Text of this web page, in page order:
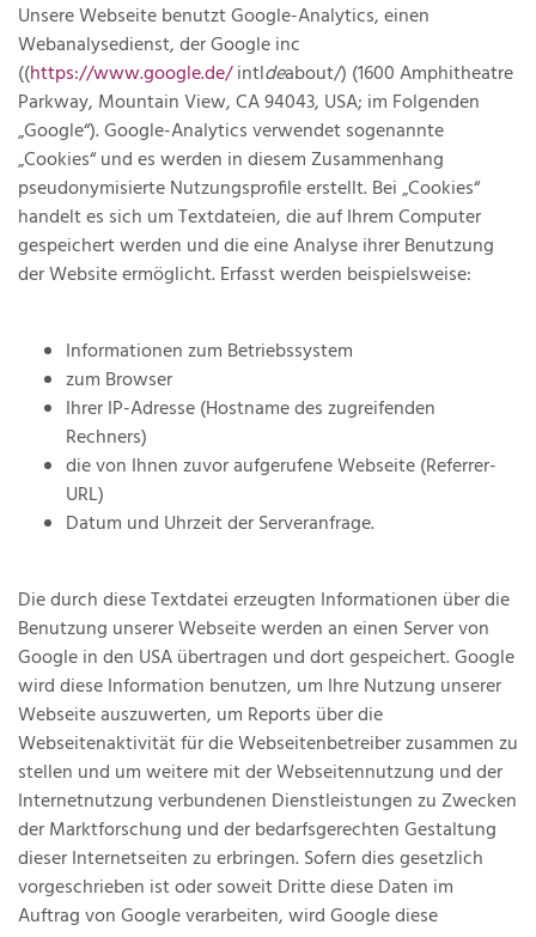
Unsere Webseite benutzt Google-Analytics, einen
Webanalysedienst, der Google inc
((https://www.google.de/intldeabout/) (1600 Amphitheatre
Parkway, Mountain View, CA 94043, USA; im Folgenden
„Google“). Google-Analytics verwendet sogenannte
„Cookies“ und es werden in diesem Zusammenhang
pseudonymisierte Nutzungsprofile erstellt. Bei „Cookies“
handelt es sich um Textdateien, die auf Ihrem Computer
gespeichert werden und die eine Analyse ihrer Benutzung
der Website ermöglicht. Erfasst werden beispielsweise:
Informationen zum Betriebssystem
zum Browser
Ihrer IP-Adresse (Hostname des zugreifenden
Rechners)
die von Ihnen zuvor aufgerufene Webseite (Referrer-
URL)
Datum und Uhrzeit der Serveranfrage.
Die durch diese Textdatei erzeugten Informationen über die
Benutzung unserer Webseite werden an einen Server von
Google in den USA übertragen und dort gespeichert. Google
wird diese Information benutzen, um Ihre Nutzung unserer
Webseite auszuwerten, um Reports über die
Webseitenaktivität für die Webseitenbetreiber zusammen zu
stellen und um weitere mit der Webseitennutzung und der
Internetnutzung verbundenen Dienstleistungen zu Zwecken
der Marktforschung und der bedarfsgerechten Gestaltung
dieser Internetseiten zu erbringen. Sofern dies gesetzlich
vorgeschrieben ist oder soweit Dritte diese Daten im
Auftrag von Google verarbeiten, wird Google diese